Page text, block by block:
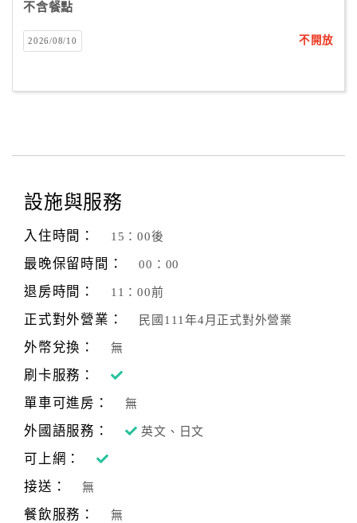
不含餐點
2026/08/10 不開放
設施與服務
入住時間： 15：00後
最晚保留時間： 00：00
退房時間： 11：00前
正式對外營業： 民國111年4月正式對外營業
外幣兌換： 無
刷卡服務：
單車可進房：
無
外國語服務： 英文、日文
可上網：
接送：
無
餐飲服務： 無